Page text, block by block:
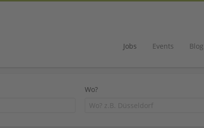
Jobs Events Blog
Wo?